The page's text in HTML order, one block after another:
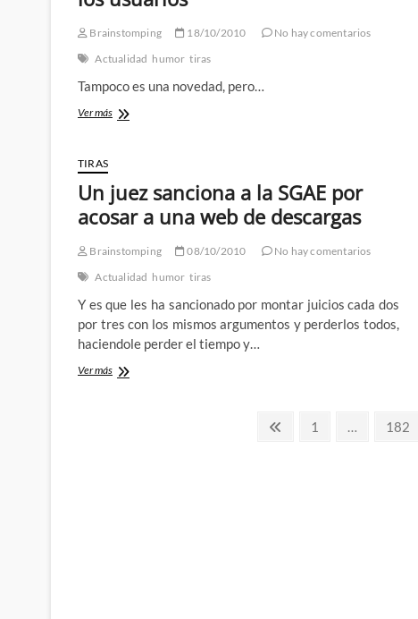
buen
a
de
lo
Flanders
Brainstomping 18/10/2010
No hay comentarios
Actualidad humor tiras
Tampoco es una novedad, pero…
Ver másAlgunas
populares
de
Facebook
a
los
TIRAS
Un juez sanciona a la SGAE por
acosar a una web de descargas
Brainstomping 08/10/2010
No hay comentarios
Actualidad humor tiras
Y es que les ha sancionado por montar juicios cada dos
por tres con los mismos argumentos y perderlos todos,
haciendole perder el tiempo y…
Ver másUn
PáginaPágina
1 … Página
182